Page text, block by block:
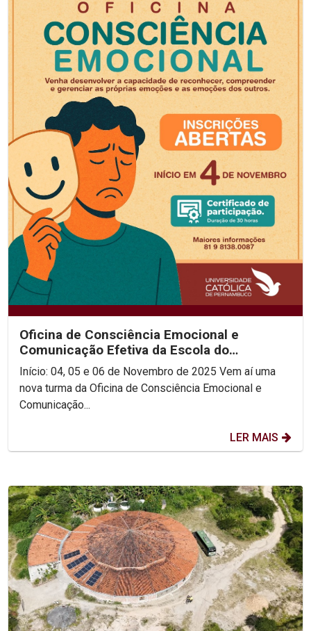
Oficina de Consciência Emocional e
Comunicação Efetiva da Escola do
Consenso!
Início: 04, 05 e 06 de Novembro de 2025 Vem aí uma
nova turma da Oficina de Consciência Emocional e
Comunicação...
LER MAIS